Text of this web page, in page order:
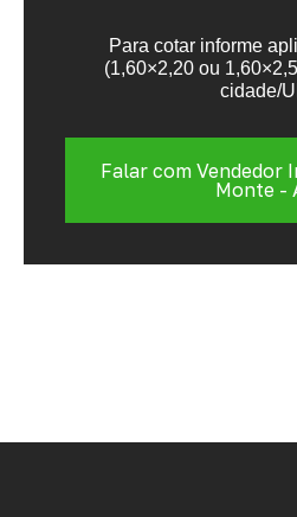
Para cotar informe
(1,60×2,20 ou
cidade/
Falar com Vendedor
Monte -